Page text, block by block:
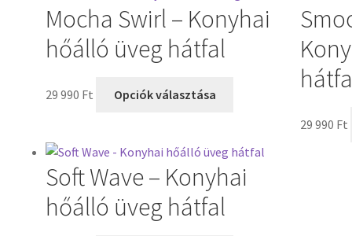
Mocha Swirl – Konyhai
hőálló üveg hátfal
29 990 Ft Opciók választása
29 990 Ft
Soft Wave – Konyhai
hőálló üveg hátfal